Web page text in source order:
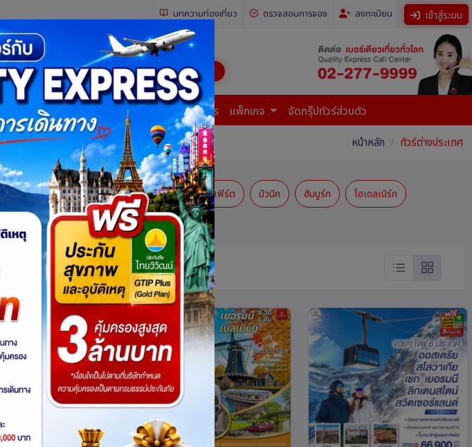
บทความท่องเที่ยว ตรวจสอบการจอง ลงทะเบียน เข้าสู่ระบบ
ที่ยว ทัวร์ ในประเทศ และ ต่างประเทศ (เที่ยวทั่วโลก)
JR Pass เรือสำราญ บริการยื่นเอกสาร แพ็กเกจ จัดกรุ๊ปทัวร์ส่วนตัว
หน้าหลัก ทัวร์ต่างประเทศ
ร์ก ฟรังค์ฟวร์ทอัมไมน์ ฟุสเซ่น แฟรงก์เฟิร์ต มิวนิค ฮัมบูร์ก ไฮเดลเบิร์ก